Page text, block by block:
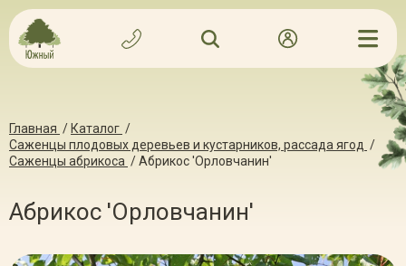
Главная / Каталог /
Саженцы плодовых деревьев и кустарников, рассада ягод /
Саженцы абрикоса /Абрикос 'Орловчанин'
Абрикос 'Орловчанин'